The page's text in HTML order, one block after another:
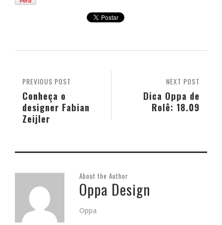
NEXT POST
Dica Oppa de
Rolê: 18.09
PREVIOUS POST
Conheça o
designer Fabian
Zeijler
About the Author
Oppa Design
Oppa